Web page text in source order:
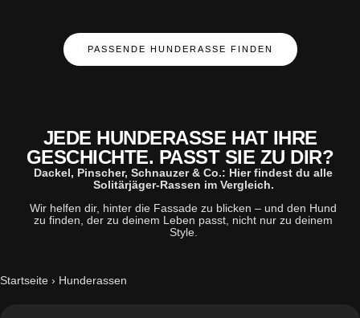
PASSENDE HUNDERASSE FINDEN
JEDE HUNDERASSE HAT IHRE
GESCHICHTE. PASST SIE ZU DIR?
Dackel, Pinscher, Schnauzer & Co.: Hier findest du alle
Solitärjäger-Rassen im Vergleich.
Wir helfen dir, hinter die Fassade zu blicken – und den Hund
zu finden, der zu deinem Leben passt, nicht nur zu deinem
Style.
Startseite › Hunderassen